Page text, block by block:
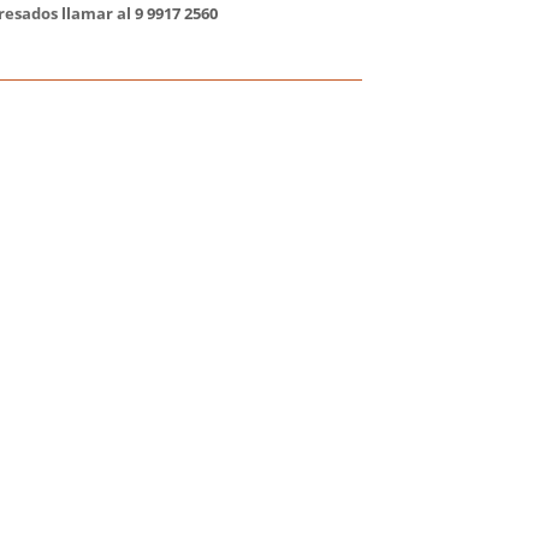
llamar al 9 9917 2560